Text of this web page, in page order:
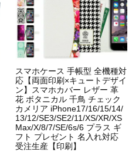
スマホケース 手帳型 全機種対
応【両面印刷×キュートデザイ
ン】スマホカバー レザー 革
花 ボタニカル 千鳥 チェック
カメリア iPhone17/16/15/14/
13/12/SE3/SE2/11/XS/XR/XS
Max/X/8/7/SE/6s/6 プラス ギ
フト プレゼント 名入れ対応
受注生産【印刷】